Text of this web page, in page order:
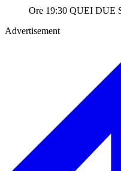
Ore 19:30 QUEI DUE
Advertisement